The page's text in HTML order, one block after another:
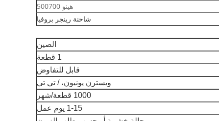
هينو 500700
شاحنة رينجر بروفيا
الصين
1 قطعة
قابل للتفاوض
ويسترن يونيون، / تي تي
1000 قطعة/شهر
1-15 يوم عمل